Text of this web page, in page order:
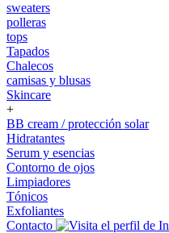
sweaters
polleras
tops
Tapados
Chalecos
camisas y blusas
Skincare
+
BB cream / protección solar
Hidratantes
Serum y esencias
Contorno de ojos
Limpiadores
Tónicos
Exfoliantes
Contacto